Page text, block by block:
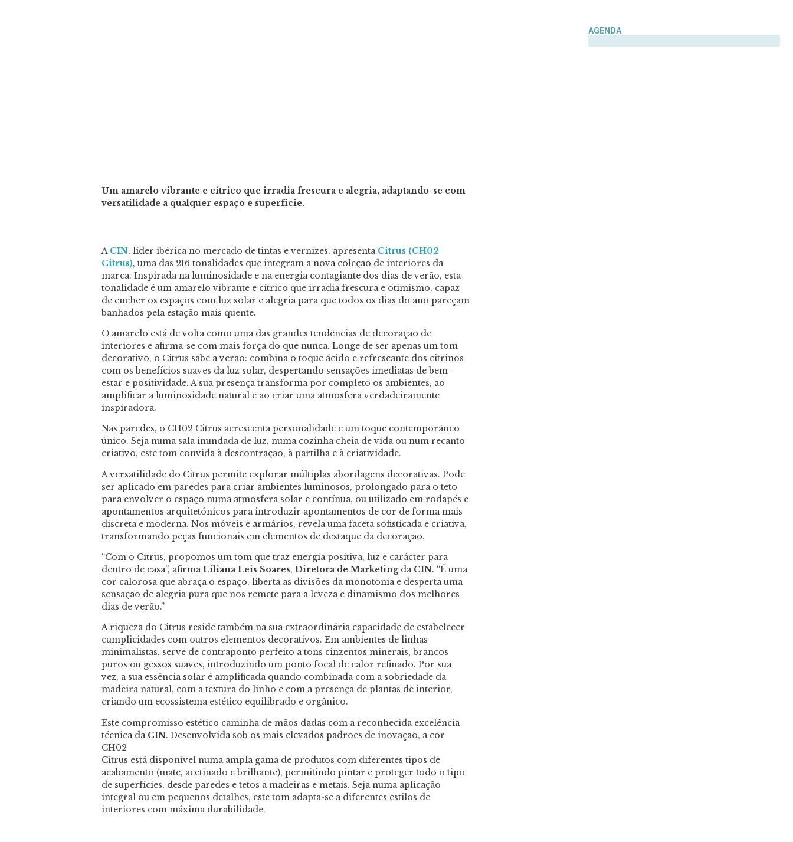
Um amarelo vibrante e cítrico que irradia frescura e alegria, adaptando-se com
versatilidade a qualquer espaço e superfície.
A CIN, líder ibérica no mercado de tintas e vernizes, apresenta Citrus (CH02
Citrus), uma das 216 tonalidades que integram a nova coleção de interiores da
marca. Inspirada na luminosidade e na energia contagiante dos dias de verão, esta
tonalidade é um amarelo vibrante e cítrico que irradia frescura e otimismo, capaz
de encher os espaços com luz solar e alegria para que todos os dias do ano pareçam
banhados pela estação mais quente.
O amarelo está de volta como uma das grandes tendências de decoração de
interiores e afirma-se com mais força do que nunca. Longe de ser apenas um tom
decorativo, o Citrus sabe a verão: combina o toque ácido e refrescante dos citrinos
com os benefícios suaves da luz solar, despertando sensações imediatas de bem-
estar e positividade. A sua presença transforma por completo os ambientes, ao
amplificar a luminosidade natural e ao criar uma atmosfera verdadeiramente
inspiradora.
Nas paredes, o CH02 Citrus acrescenta personalidade e um toque contemporâneo
único. Seja numa sala inundada de luz, numa cozinha cheia de vida ou num recanto
criativo, este tom convida à descontração, à partilha e à criatividade.
A versatilidade do Citrus permite explorar múltiplas abordagens decorativas. Pode
ser aplicado em paredes para criar ambientes luminosos, prolongado para o teto
para envolver o espaço numa atmosfera solar e contínua, ou utilizado em rodapés e
apontamentos arquitetónicos para introduzir apontamentos de cor de forma mais
discreta e moderna. Nos móveis e armários, revela uma faceta sofisticada e criativa,
transformando peças funcionais em elementos de destaque da decoração.
“Com o Citrus, propomos um tom que traz energia positiva, luz e carácter para
dentro de casa”, afirmaLiliana Leis Soares, Diretora de Marketingda CIN. “É uma
cor calorosa que abraça o espaço, liberta as divisões da monotonia e desperta uma
sensação de alegria pura que nos remete para a leveza e dinamismo dos melhores
dias de verão.”
A riqueza do Citrus reside também na sua extraordinária capacidade de estabelecer
cumplicidades com outros elementos decorativos. Em ambientes de linhas
minimalistas, serve de contraponto perfeito a tons cinzentos minerais, brancos
puros ou gessos suaves, introduzindo um ponto focal de calor refinado. Por sua
vez, a sua essência solar é amplificada quando combinada com a sobriedade da
madeira natural, com a textura do linho e com a presença de plantas de interior,
criando um ecossistema estético equilibrado e orgânico.
Este compromisso estético caminha de mãos dadas com a reconhecida excelência
técnica da CIN. Desenvolvida sob os mais elevados padrões de inovação, a cor
CH02
Citrus está disponível numa ampla gama de produtos com diferentes tipos de
acabamento (mate, acetinado e brilhante), permitindo pintar e proteger todo o tipo
de superfícies, desde paredes e tetos a madeiras e metais. Seja numa aplicação
integral ou em pequenos detalhes, este tom adapta-se a diferentes estilos de
interiores com máxima durabilidade.
AGENDA